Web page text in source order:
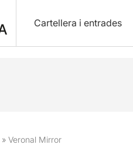
Cartellera i entrades
»Veronal Mirror